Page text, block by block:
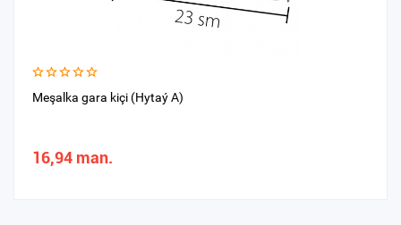
Meşalka gara kiçi (Hytaý A)
16,94 man.